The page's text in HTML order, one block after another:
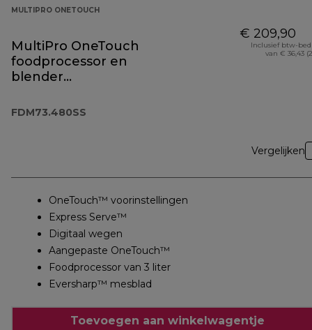
MULTIPRO ONETOUCH
MultiPro OneTouch
foodprocessor en
blender
FDM73.480SS
€ 209,90
Inclusief btw-
van € 36,43
Vergelijken
OneTouch™ voorinstellingen
Express Serve™
Digitaal wegen
Aangepaste OneTouch™
Foodprocessor van 3 liter
Eversharp™ mesblad
Toevoegen aan winkelwagentje